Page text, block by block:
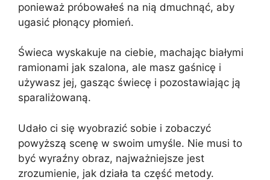
ponieważ próbowałeś na nią dmuchnąć, aby
ugasić płonący płomień.
Świeca wyskakuje na ciebie, machając białymi
ramionami jak szalona, ale masz gaśnicę i
używasz jej, gasząc świecę i pozostawiając ją
sparaliżowaną.
Udało ci się wyobrazić sobie i zobaczyć
powyższą scenę w swoim umyśle. Nie musi to
być wyraźny obraz, najważniejsze jest
zrozumienie, jak działa ta część metody.